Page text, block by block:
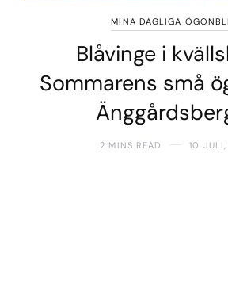
MINA DAGLIGA
Blåvinge i
Sommarens små
2 MINS READ 10